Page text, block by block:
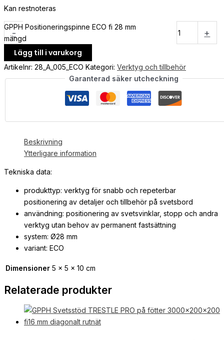
Kan restnoteras
-
GPPH Positioneringspinne ECO fi 28 mm
mängd
+
Lägg till i varukorg
Artikelnr: 28_A_005_ECO Kategori: Verktyg och tillbehör
Garanterad säker utcheckning
Beskrivning
Ytterligare information
Tekniska data:
produkttyp: verktyg för snabb och repeterbar
positionering av detaljer och tillbehör på svetsbord
användning: positionering av svetsvinklar, stopp och andra
verktyg utan behov av permanent fastsättning
system: Ø28 mm
variant: ECO
Dimensioner 5 × 5 × 10 cm
Relaterade produkter